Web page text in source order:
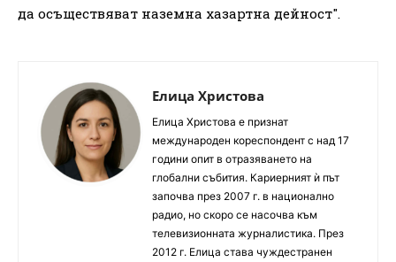
да осъществяват наземна хазартна дейност".
Елица Христова
Елица Христова е признат
международен кореспондент с над 17
години опит в отразяването на
глобални събития. Кариерният ѝ път
започва през 2007 г. в национално
радио, но скоро се насочва към
телевизионната журналистика. През
2012 г. Елица става чуждестранен